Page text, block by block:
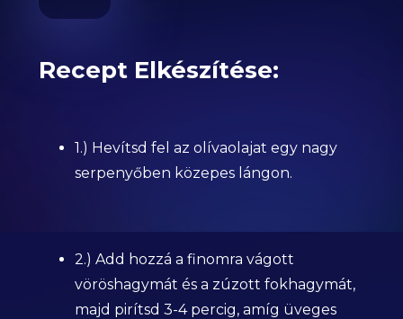
Recept Elkészítése:
1.) Hevítsd fel az olívaolajat egy nagy
serpenyőben közepes lángon.
2.) Add hozzá a finomra vágott
vöröshagymát és a zúzott fokhagymát,
majd pirítsd 3-4 percig, amíg üveges